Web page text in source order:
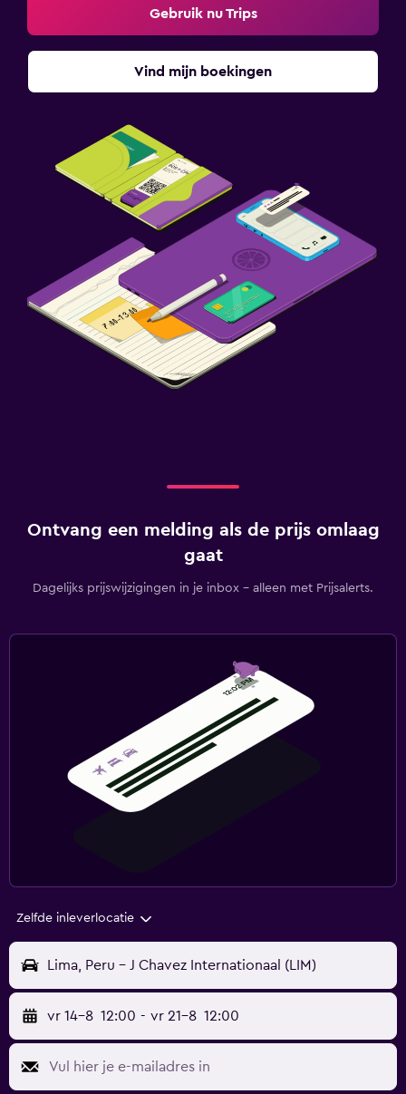
Gebruik nu Trips
Vind mijn boekingen
Ontvang een melding als de prijs omlaag
gaat
Dagelijks prijswijzigingen in je inbox - alleen met Prijsalerts.
Zelfde inleverlocatie
Lima, Peru - J Chavez Internationaal (LIM)
vr 14-8 12:00 - vr 21-8 12:00